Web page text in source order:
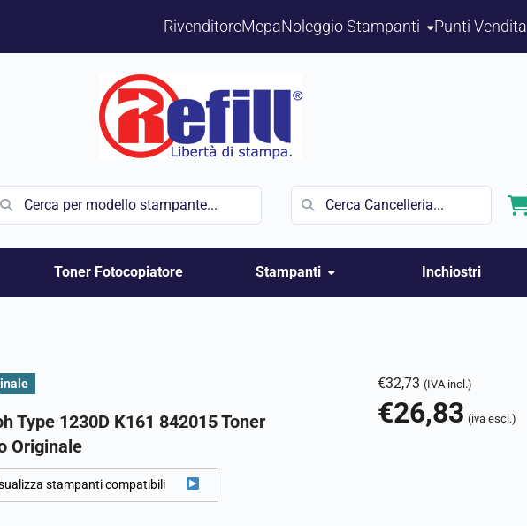
RivenditoreMepaNoleggio Stampanti Punti Vendita
Toner Fotocopiatore Stampanti Inchiostri
Type 1230D K161 842015 Toner
Originale
stampanti compatibili
€32,73 (IVA incl.)
€26,83 (iva escl.)